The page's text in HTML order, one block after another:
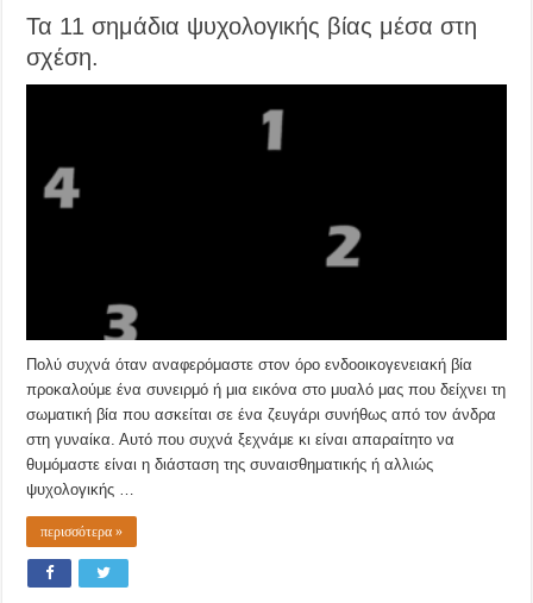
Τα 11 σημάδια ψυχολογικής βίας μέσα στη
σχέση.
Πολύ συχνά όταν αναφερόμαστε στον όρο ενδοοικογενειακή βία
προκαλούμε ένα συνειρμό ή μια εικόνα στο μυαλό μας που δείχνει τη
σωματική βία που ασκείται σε ένα ζευγάρι συνήθως από τον άνδρα
στη γυναίκα. Αυτό που συχνά ξεχνάμε κι είναι απαραίτητο να
θυμόμαστε είναι η διάσταση της συναισθηματικής ή αλλιώς
ψυχολογικής …
περισσότερα »